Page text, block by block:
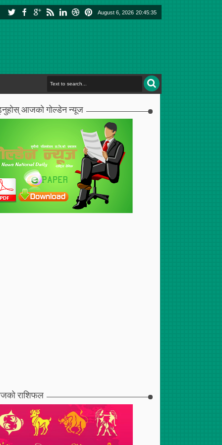
August 6, 2026 20:45:36
आजको गोल्डेन न्यूज
राशिफल